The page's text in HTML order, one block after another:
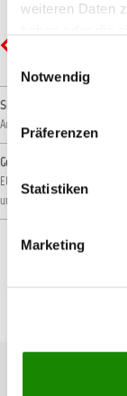
weiteren Daten
Notwendig
Präferenzen
Statistiken
Marketing
Signalwort
Achtung!
Gefahrenhinweise
EUH066: Wiederholter
und Dampf entzündbar.